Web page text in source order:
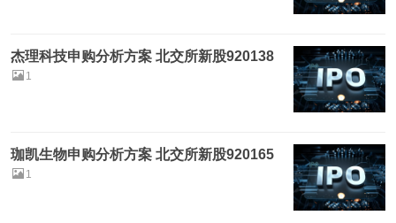
杰理科技申购分析方案 北交所新股920138
1
珈凯生物申购分析方案 北交所新股920165
1